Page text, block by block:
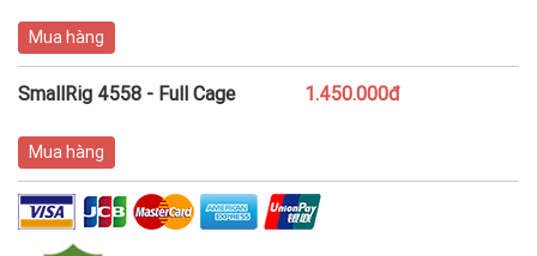
Mua hàng
SmallRig 4558 - Full Cage 1.450.000đ
Mua hàng